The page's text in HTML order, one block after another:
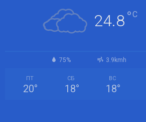
24.8°C
75% 3.9kmh
ПТ
20°
СБ
18°
ВС
18°